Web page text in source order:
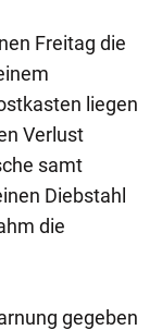
Freitag die
liegen
Verlust
samt
Diebstahl
die
gegeben